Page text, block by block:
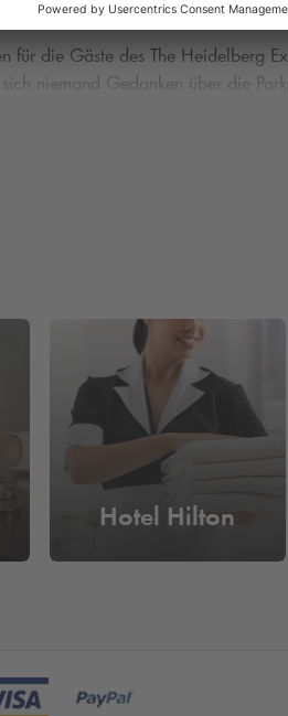
Q-Park Darmstädter Hof
für die Gäste des The Heidelberg
niemand Gedanken über die
Hotel Hilton